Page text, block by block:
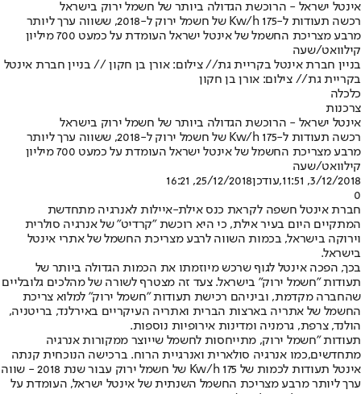
אינטל ישראל - הרוכשת הגדולה ביותר של חשמל ירוק בישראל
רכשה תעודות ל-175 Kw/h של חשמל ירוק ל-2018, ששווה ערך ליותר
מרבע מצריכת החשמל של אינטל ישראל העומדת על כמעט 700 מיליון
קילוואט/שעה
בניין חברת אינטל בקריית גת// צילום: אורן בן חקון // בניין חברת אינטל
בקריית גת// צילום: אורן בן חקון
כלכלה
צרכנות
אינטל ישראל - הרוכשת הגדולה ביותר של חשמל ירוק בישראל
רכשה תעודות ל-175 Kw/h של חשמל ירוק ל-2018, ששווה ערך ליותר
מרבע מצריכת החשמל של אינטל ישראל העומדת על כמעט 700 מיליון
קילוואט/שעה
3/12/2018, 11:51
,עודכן25/12/2018, 16:21
0
חברת אינטל חשפה לקראת כנס אילת-איילות לאנרגיה מתחדשת
המתקיים היום בעיר אילת, כי היא רוכשת "קרדיט" של אנרגיה סולרית
וירוקה בישראל, בכמות השווה לרבע מצריכת החשמל של אתרי אינטל
בישראל.
בכך, הפכה אינטל לגוף שרכש מיוזמתו את הכמות הגדולה ביותר של
תעודות "חשמל ירוק" בישראל. צעד זה מצטרף לשורה של מהלכים גלובליים
שהחברה מקדמת, וביניהם רכישת תעודות "חשמל ירוק" למלוא צריכת
החשמל של אתריה בארצות הברית ואתריה העיקריים באירלנד, בריטניה,
הולנד, צרפת, גרמניה ומדינות אירופיות נוספות.
תעודות "חשמל ירוק, מתייחסות לחשמל שייוצר ממקורות אנרגיה
מתחדשים,כמו אנרגיה סולארית ואנרגיית הרוח. ברכישה הנוכחית קנתה
אינטל תעודות לכמות של 175 Kw/h של חשמל ירוק עבור שנת 2018 - שווה
ערך ליותר מרבע מצריכת החשמל השנתית של אינטל ישראל, העומדת על